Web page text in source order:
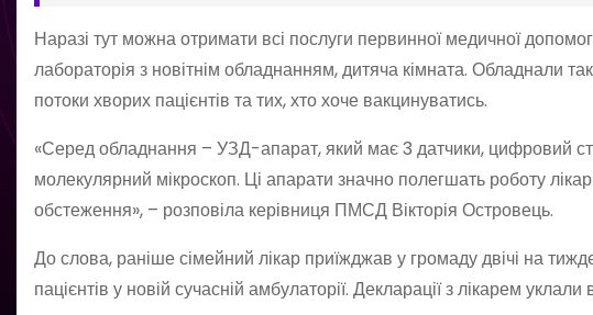
Наразі тут можна отримати всі послуги первинної медичної
лабораторія з новітнім обладнанням, дитяча кімната. Обладнали
потоки хворих пацієнтів та тих, хто хоче вакцинуватись.
«Серед обладнання – УЗД-апарат, який має 3 датчики, цифровий
молекулярний мікроскоп. Ці апарати значно полегшать роботу
обстеження», – розповіла керівниця ПМСД Вікторія Островець.
До слова, раніше сімейний лікар приїжджав у громаду двічі на
пацієнтів у новій сучасній амбулаторії. Декларації з лікарем